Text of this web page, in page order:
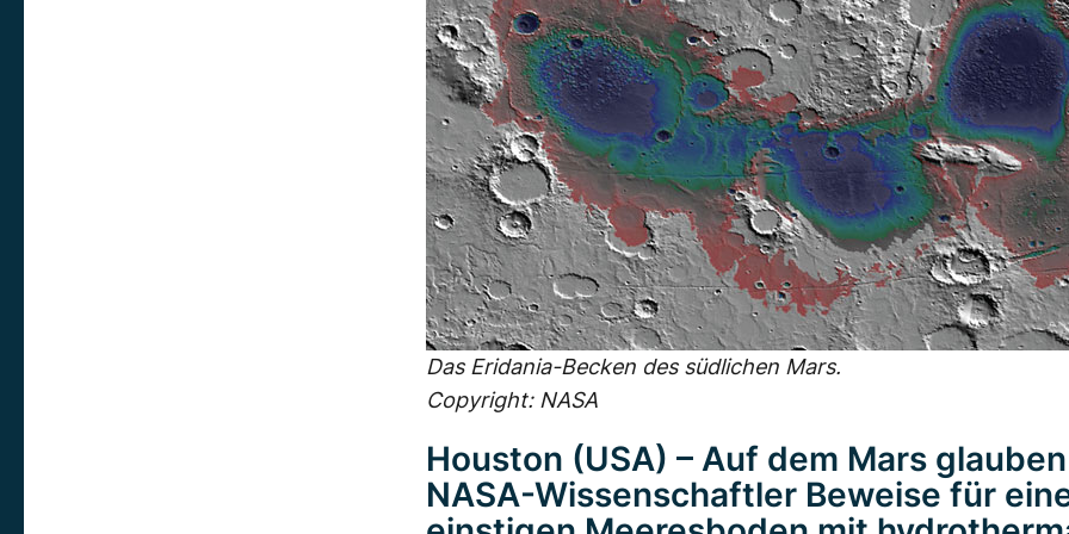
Das Eridania-Becken des südlichen Mars.
Copyright: NASA
Houston (USA) – Auf dem Mars glauben
NASA-Wissenschaftler Beweise für